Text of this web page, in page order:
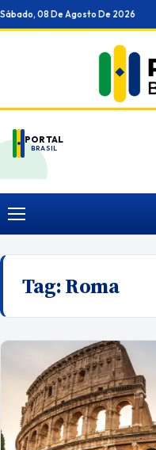
Ir
para
Sábado, 08 De Agosto De 2026
PORTAL
BRASIL
Menu
Tag:Roma